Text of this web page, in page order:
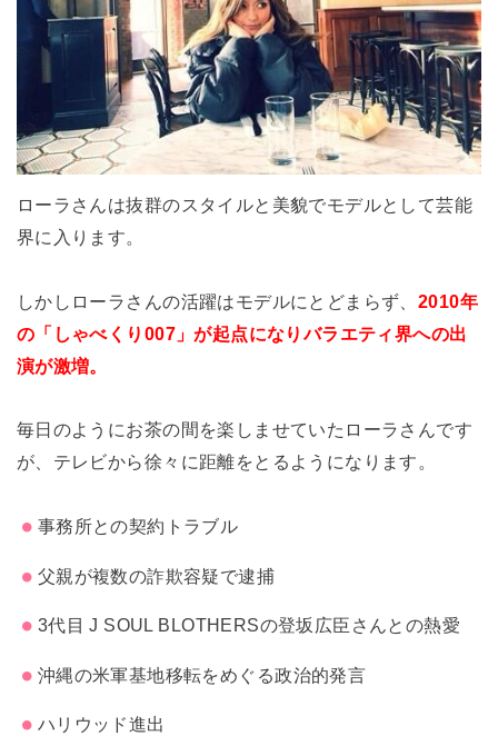
ローラさんは抜群のスタイルと美貌でモデルとして芸能
界に入ります。
しかしローラさんの活躍はモデルにとどまらず、 2010年
の「しゃべくり007」が起点になりバラエティ界への出
演が激増。
毎日のようにお茶の間を楽しませていたローラさんです
が、テレビから徐々に距離をとるようになります。
事務所との契約トラブル
父親が複数の詐欺容疑で逮捕
3代目 J SOUL BLOTHERSの登坂広臣さんとの熱愛
沖縄の米軍基地移転をめぐる政治的発言
ハリウッド進出